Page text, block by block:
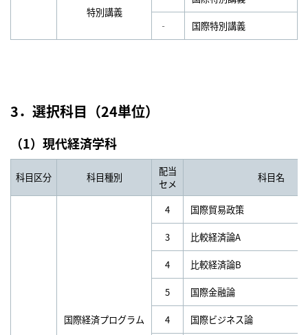
特別講義
‐ 国際特別講義
3．選択科目（24単位）
（1）現代経済学科
科目区分 科目種別
配当
セメ
科目名
国際経済プログラム
4 国際貿易政策
3 比較経済論A
4 比較経済論B
5 国際金融論
4 国際ビジネス論